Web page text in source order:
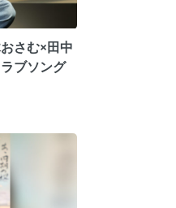
さむ×田中
ブソング